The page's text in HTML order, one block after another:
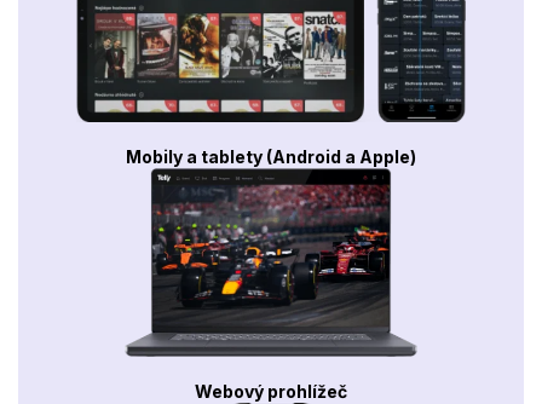
Mobily a tablety (Android a Apple)
Webový prohlížeč